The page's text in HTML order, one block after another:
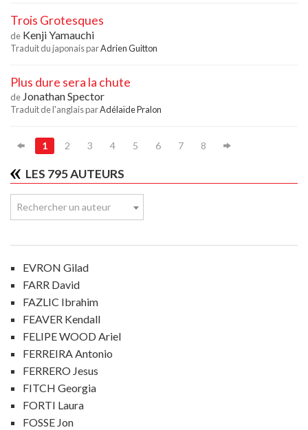
Trois Grotesques
de Kenji Yamauchi
Traduit du japonais parAdrien Guitton
Plus dure sera la chute
de Jonathan Spector
Traduit de l'anglais parAdélaïde Pralon
1 2 3 4 5 6 7 8
LES 795 AUTEURS
Rechercher un auteur
EVRON Gilad
FARR David
FAZLIC Ibrahim
FEAVER Kendall
FELIPE WOOD Ariel
FERREIRA Antonio
FERRERO Jesus
FITCH Georgia
FORTI Laura
FOSSE Jon